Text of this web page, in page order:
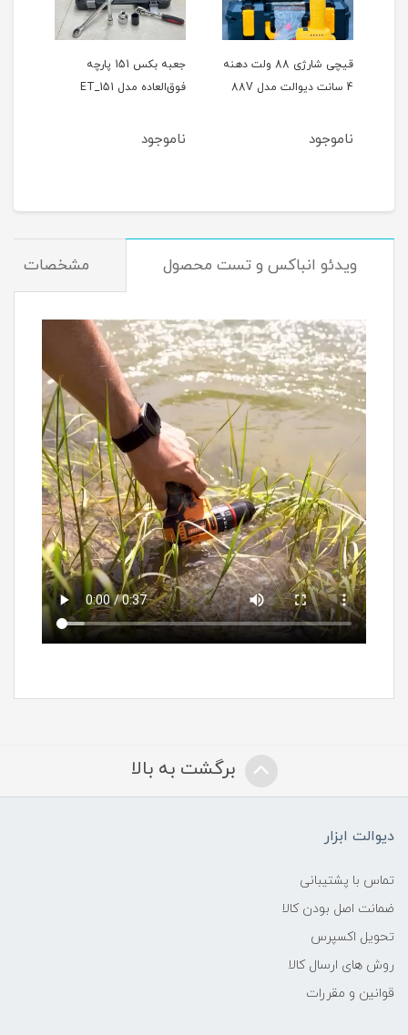
قیچی شارژی 88 ولت دهنه
4 سانت دیوالت مدل 88V
ناموجود
جعبه بکس 151 پارچه
فوق‌العاده مدل ET_151
ناموجود
ویدئو انباکس و تست محصول مشخصات
برگشت به بالا
دیوالت ابزار
تماس با پشتیبانی
ضمانت اصل بودن کالا
تحویل اکسپرس
روش های ارسال کالا
قوانین و مقررات